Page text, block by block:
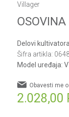
Villager
Delovi kultivatora
Šifra artikla:
Model uređaja:
2.028,00
Obavesti me